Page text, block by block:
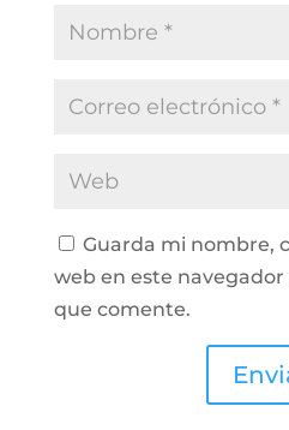
Guarda mi nombre,
web en este
que comente.